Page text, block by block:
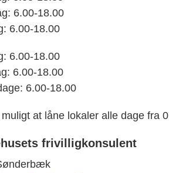
6.00-18.00
6.00-18.00
6.00-18.00
6.00-18.00
6.00-18.00
at låne lokaler alle dage fra
frivilligkonsulent